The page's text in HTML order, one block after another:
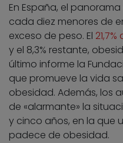
En España, el
cada diez menores de
exceso de peso. El
y el 8,3% restante,
último informe la
que promueve la vida
obesidad. Además, los
de «alarmante» la
y cinco años, en la que
padece de obesidad.